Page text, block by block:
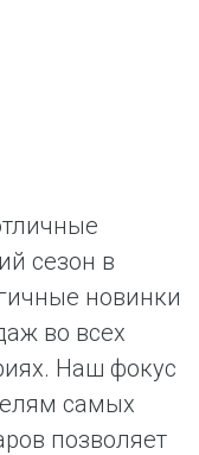
сезон в
новинки
во всех
Наш фокус
самых
позволяет